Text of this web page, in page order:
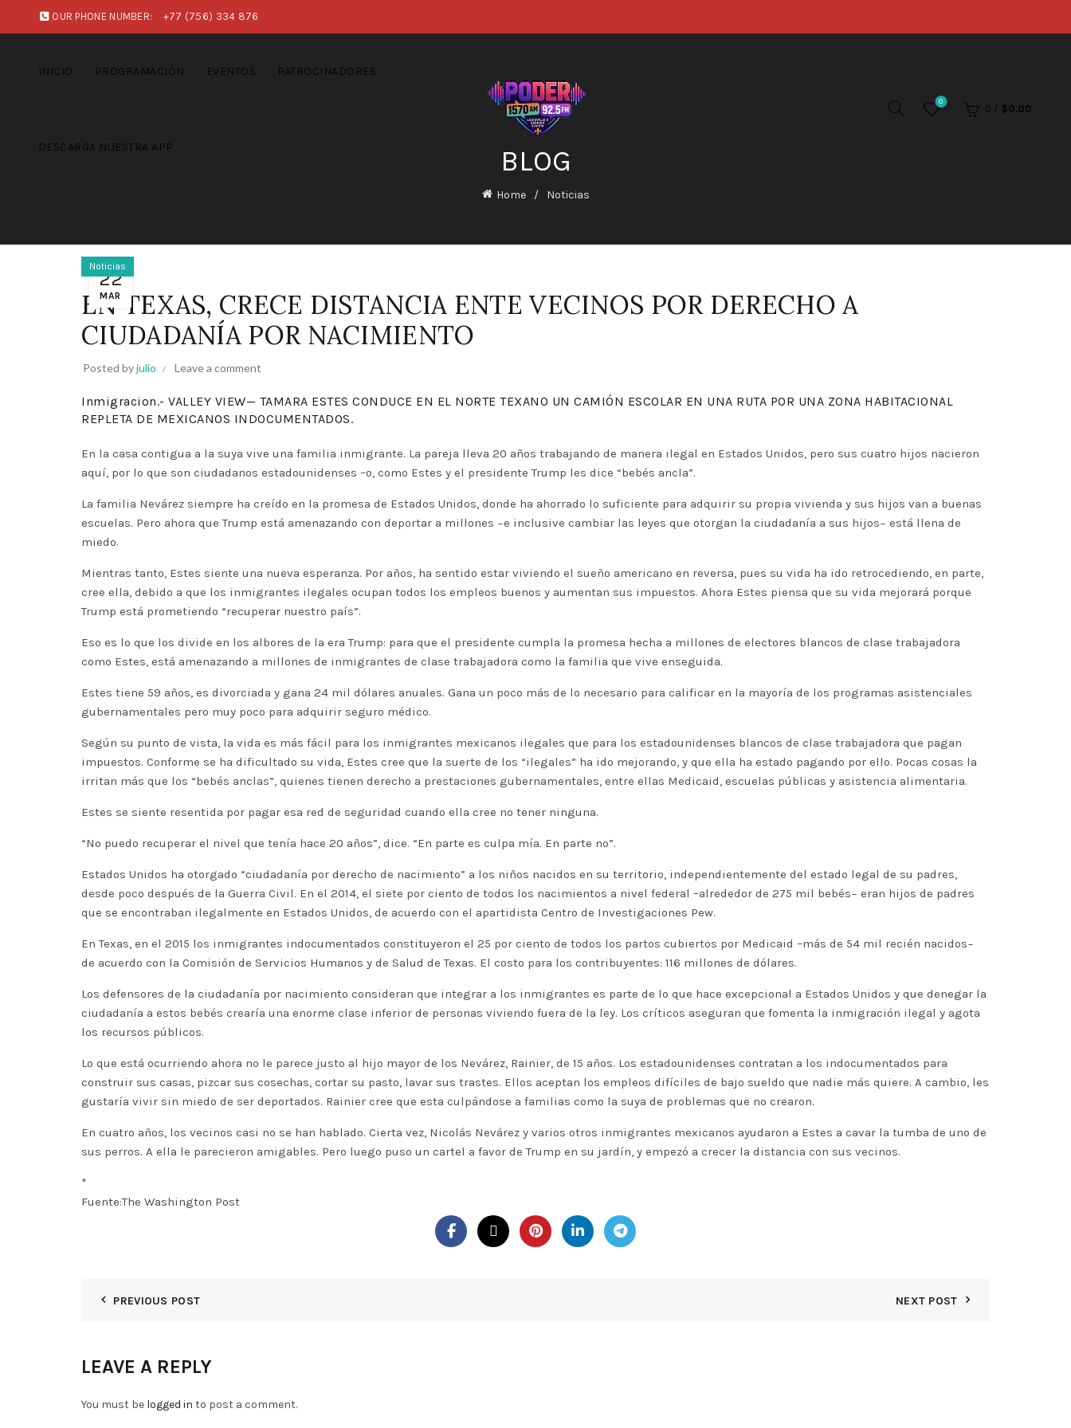
OUR PHONE NUMBER: +77 (756) 334 876
INICIO PROGRAMACIÓN EVENTOS PATROCINADORES
DESCARGA NUESTRA APP
0
0 / $0.00
BLOG
Home Noticias
22
MAR
Noticias
EN TEXAS, CRECE DISTANCIA ENTE VECINOS POR DERECHO A
CIUDADANÍA POR NACIMIENTO
Posted byjulio Leave a comment
Inmigracion.- VALLEY VIEW— TAMARA ESTES CONDUCE EN EL NORTE TEXANO UN CAMIÓN ESCOLAR EN UNA RUTA POR UNA ZONA HABITACIONAL
REPLETA DE MEXICANOS INDOCUMENTADOS.
En la casa contigua a la suya vive una familia inmigrante. La pareja lleva 20 años trabajando de manera ilegal en Estados Unidos, pero sus cuatro hijos nacieron
aquí, por lo que son ciudadanos estadounidenses –o, como Estes y el presidente Trump les dice “bebés ancla”.
La familia Nevárez siempre ha creído en la promesa de Estados Unidos, donde ha ahorrado lo suficiente para adquirir su propia vivienda y sus hijos van a buenas
escuelas. Pero ahora que Trump está amenazando con deportar a millones −e inclusive cambiar las leyes que otorgan la ciudadanía a sus hijos− está llena de
miedo.
Mientras tanto, Estes siente una nueva esperanza. Por años, ha sentido estar viviendo el sueño americano en reversa, pues su vida ha ido retrocediendo, en parte,
cree ella, debido a que los inmigrantes ilegales ocupan todos los empleos buenos y aumentan sus impuestos. Ahora Estes piensa que su vida mejorará porque
Trump está prometiendo “recuperar nuestro país”.
Eso es lo que los divide en los albores de la era Trump: para que el presidente cumpla la promesa hecha a millones de electores blancos de clase trabajadora
como Estes, está amenazando a millones de inmigrantes de clase trabajadora como la familia que vive enseguida.
Estes tiene 59 años, es divorciada y gana 24 mil dólares anuales. Gana un poco más de lo necesario para calificar en la mayoría de los programas asistenciales
gubernamentales pero muy poco para adquirir seguro médico.
Según su punto de vista, la vida es más fácil para los inmigrantes mexicanos ilegales que para los estadounidenses blancos de clase trabajadora que pagan
impuestos. Conforme se ha dificultado su vida, Estes cree que la suerte de los “ilegales” ha ido mejorando, y que ella ha estado pagando por ello. Pocas cosas la
irritan más que los “bebés anclas”, quienes tienen derecho a prestaciones gubernamentales, entre ellas Medicaid, escuelas públicas y asistencia alimentaria.
Estes se siente resentida por pagar esa red de seguridad cuando ella cree no tener ninguna.
“No puedo recuperar el nivel que tenía hace 20 años”, dice. “En parte es culpa mía. En parte no”.
Estados Unidos ha otorgado “ciudadanía por derecho de nacimiento” a los niños nacidos en su territorio, independientemente del estado legal de su padres,
desde poco después de la Guerra Civil. En el 2014, el siete por ciento de todos los nacimientos a nivel federal –alrededor de 275 mil bebés− eran hijos de padres
que se encontraban ilegalmente en Estados Unidos, de acuerdo con el apartidista Centro de Investigaciones Pew.
En Texas, en el 2015 los inmigrantes indocumentados constituyeron el 25 por ciento de todos los partos cubiertos por Medicaid –más de 54 mil recién nacidos−
de acuerdo con la Comisión de Servicios Humanos y de Salud de Texas. El costo para los contribuyentes: 116 millones de dólares.
Los defensores de la ciudadanía por nacimiento consideran que integrar a los inmigrantes es parte de lo que hace excepcional a Estados Unidos y que denegar la
ciudadanía a estos bebés crearía una enorme clase inferior de personas viviendo fuera de la ley. Los críticos aseguran que fomenta la inmigración ilegal y agota
los recursos públicos.
Lo que está ocurriendo ahora no le parece justo al hijo mayor de los Nevárez, Rainier, de 15 años. Los estadounidenses contratan a los indocumentados para
construir sus casas, pizcar sus cosechas, cortar su pasto, lavar sus trastes. Ellos aceptan los empleos difíciles de bajo sueldo que nadie más quiere. A cambio, les
gustaría vivir sin miedo de ser deportados. Rainier cree que esta culpándose a familias como la suya de problemas que no crearon.
En cuatro años, los vecinos casi no se han hablado. Cierta vez, Nicolás Nevárez y varios otros inmigrantes mexicanos ayudaron a Estes a cavar la tumba de uno de
sus perros. A ella le parecieron amigables. Pero luego puso un cartel a favor de Trump en su jardín, y empezó a crecer la distancia con sus vecinos.
*
Fuente:The Washington Post
PREVIOUS POST NEXT POST
LEAVE A REPLY
You must be logged in to post a comment.